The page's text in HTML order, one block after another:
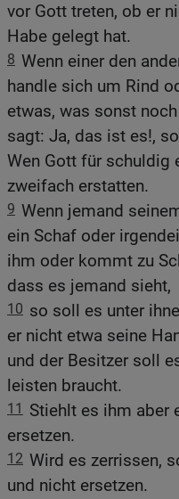
vor Gott treten, ob er
Habe gelegt hat.
8 Wenn einer den
handle sich um Rind
etwas, was sonst
sagt: Ja, das ist es!,
Wen Gott für schuldig
zweifach erstatten.
9 Wenn jemand
ein Schaf oder
ihm oder kommt zu
dass es jemand sieht,
10 so soll es unter
er nicht etwa seine
und der Besitzer soll
leisten braucht.
11
Stiehlt es ihm aber
ersetzen.
12 Wird es zerrissen,
und nicht ersetzen.